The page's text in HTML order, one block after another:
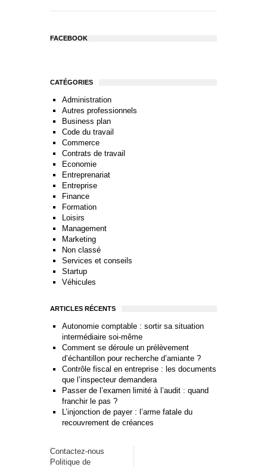
FACEBOOK
CATÉGORIES
Administration
Autres professionnels
Business plan
Code du travail
Commerce
Contrats de travail
Economie
Entreprenariat
Entreprise
Finance
Formation
Loisirs
Management
Marketing
Non classé
Services et conseils
Startup
Véhicules
ARTICLES RÉCENTS
Autonomie comptable : sortir sa situation
intermédiaire soi-même
Comment se déroule un prélèvement
d’échantillon pour recherche d’amiante ?
Contrôle fiscal en entreprise : les documents
que l’inspecteur demandera
Passer de l’examen limité à l’audit : quand
franchir le pas ?
L’injonction de payer : l’arme fatale du
recouvrement de créances
Contactez-nous
Politique de